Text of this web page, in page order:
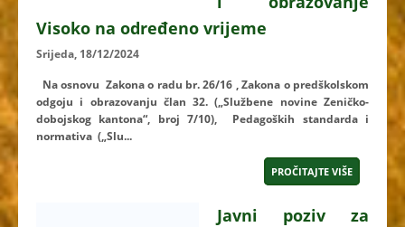
Visoko na određeno vrijeme
Srijeda, 18/12/2024
Na osnovu Zakona o radu br. 26/16 , Zakona o predškolskom
odgoju i obrazovanju član 32. („Službene novine Zeničko-
dobojskog kantona“, broj 7/10), Pedagoških standarda i
normativa („Slu...
PROČITAJTE VIŠE
Javni poziv za